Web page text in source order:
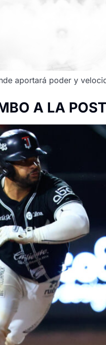
aportará poder y
A LA